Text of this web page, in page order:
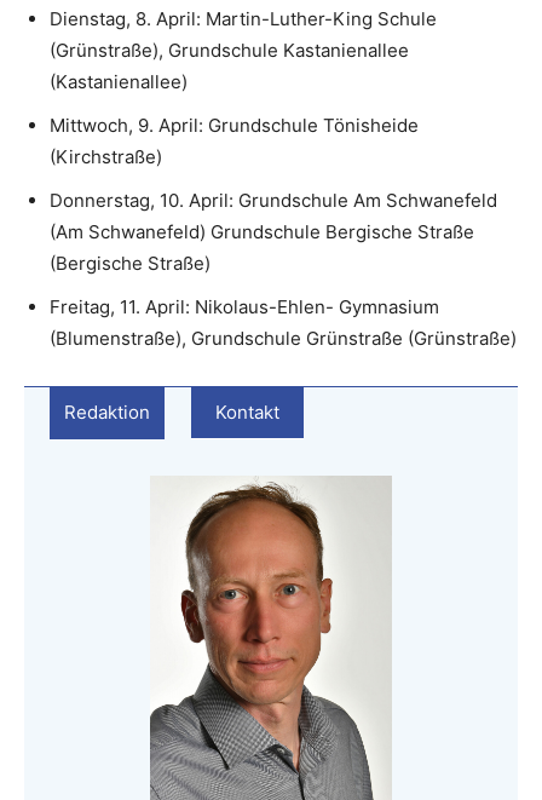
Dienstag, 8. April: Martin-Luther-King Schule
(Grünstraße), Grundschule Kastanienallee
(Kastanienallee)
Mittwoch, 9. April: Grundschule Tönisheide
(Kirchstraße)
Donnerstag, 10. April: Grundschule Am Schwanefeld
(Am Schwanefeld) Grundschule Bergische Straße
(Bergische Straße)
Freitag, 11. April: Nikolaus-Ehlen- Gymnasium
(Blumenstraße), Grundschule Grünstraße (Grünstraße)
Redaktion Kontakt